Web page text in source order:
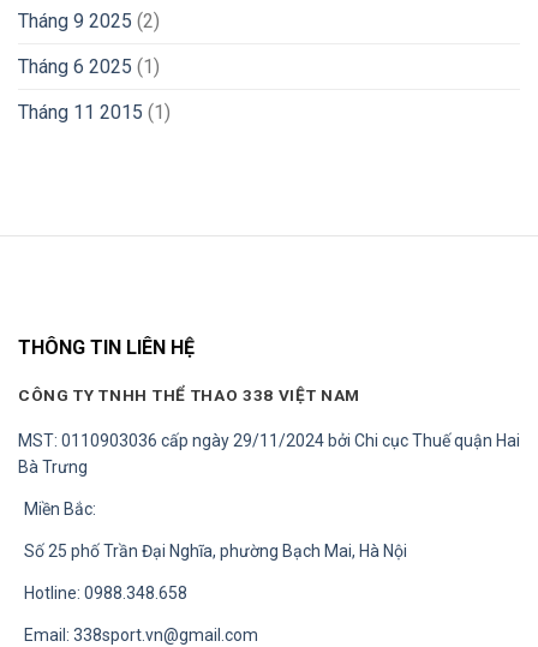
Tháng 9 2025 (2)
Tháng 6 2025 (1)
Tháng 11 2015 (1)
THÔNG TIN LIÊN HỆ
CÔNG TY TNHH THỂ THAO 338 VIỆT NAM
MST: 0110903036 cấp ngày 29/11/2024 bởi Chi cục Thuế quận Hai
Bà Trưng
Miền Bắc:
Số 25 phố Trần Đại Nghĩa, phường Bạch Mai, Hà Nội
Hotline: 0988.348.658
Email: 338sport.vn@gmail.com